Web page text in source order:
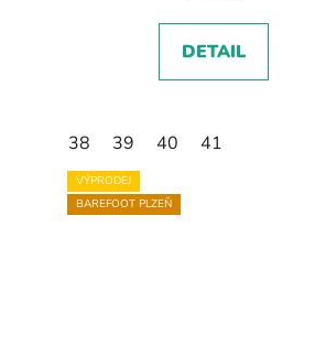
DETAIL
38 39 40 41
VÝPRODEJ
BAREFOOT PLZEŇ